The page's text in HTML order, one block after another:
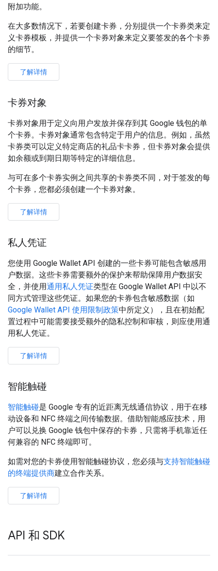
附加功能。
在大多数情况下，若要创建卡券，分别提供一个卡券类来定
义卡券模板，并提供一个卡券对象来定义要签发的各个卡券
的细节。
了解详情
卡券对象
卡券对象用于定义向用户发放并保存到其 Google 钱包的单
个卡券。卡券对象通常包含特定于用户的信息。例如，虽然
卡券类可以定义特定商店的礼品卡卡券，但卡券对象会提供
如余额或到期日期等特定的详细信息。
与可在多个卡券实例之间共享的卡券类不同，对于签发的每
个卡券，您都必须创建一个卡券对象。
了解详情
私人凭证
您使用 Google Wallet API 创建的一些卡券可能包含敏感用
户数据。这些卡券需要额外的保护来帮助保障用户数据安
全，并使用通用私人凭证类型在 Google Wallet API 中以不
同方式管理这些凭证。如果您的卡券包含敏感数据（如
Google Wallet API 使用限制政策中所定义），且在初始配
置过程中可能需要接受额外的隐私控制和审核，则应使用通
用私人凭证。
了解详情
智能触碰
智能触碰是 Google 专有的近距离无线通信协议，用于在移
动设备和 NFC 终端之间传输数据。借助智能感应技术，用
户可以兑换 Google 钱包中保存的卡券，只需将手机靠近任
何兼容的 NFC 终端即可。
如需对您的卡券使用智能触碰协议，您必须与支持智能触碰
的终端提供商建立合作关系。
了解详情
API 和 SDK